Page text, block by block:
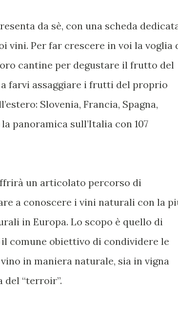
da sè, con una scheda
vini. Per far crescere in voi la voglia
cantine per degustare il frutto del
farvi assaggiare i frutti del proprio
Slovenia, Francia, Spagna,
panoramica sull’Italia con 107
un articolato percorso di
a conoscere i vini naturali con la
in Europa. Lo scopo è quello di
comune obiettivo di condividere le
in maniera naturale, sia in vigna
del “terroir”.